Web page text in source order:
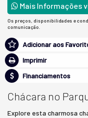
Mais Informações
Os preços, disponibilidades e
comunicação.
Adicionar aos
Imprimir
Financiamentos
Chácara no
Explore esta charmosa